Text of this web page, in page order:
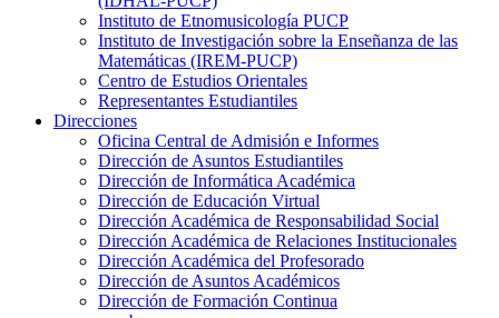
Instituto de Etnomusicología PUCP
Instituto de Investigación sobre la Enseñanza de las
Matemáticas (IREM-PUCP)
Centro de Estudios Orientales
Representantes Estudiantiles
Direcciones
Oficina Central de Admisión e Informes
Dirección de Asuntos Estudiantiles
Dirección de Informática Académica
Dirección de Educación Virtual
Dirección Académica de Responsabilidad Social
Dirección Académica de Relaciones Institucionales
Dirección Académica del Profesorado
Dirección de Asuntos Académicos
Dirección de Formación Continua